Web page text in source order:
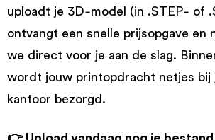
uploadt je 3D‑model (in .STEP‑ of
ontvangt een snelle prijsopgave en
we direct voor je aan de slag.
wordt jouw printopdracht netjes bij
kantoor bezorgd.